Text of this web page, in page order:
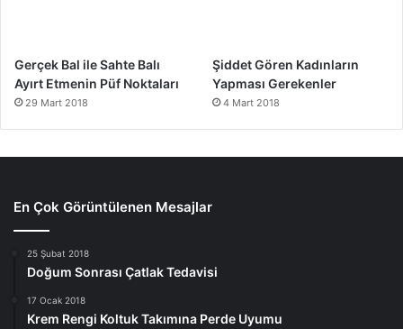
Gerçek Bal ile Sahte Balı
Ayırt Etmenin Püf Noktaları
29 Mart 2018
Şiddet Gören Kadınların
Yapması Gerekenler
4 Mart 2018
En Çok Görüntülenen Mesajlar
25 Şubat 2018
Doğum Sonrası Çatlak Tedavisi
17 Ocak 2018
Krem Rengi Koltuk Takımına Perde Uyumu